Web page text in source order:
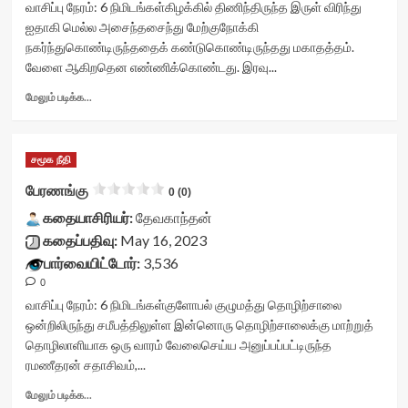
postid='35381'
data-
rater-
readonly='true'
readonly-
class='yasr-
title-
average'>0
(0)
stars-
title
yasr-
rater-
stars'
data-
rating='0'
data-
rater-
starsize='16'
rater-
postid='35382'
data-
rater-
readonly='true'
readonly-
வாசிப்பு நேரம்: 6 நிமிடங்கள்கிழக்கில் திணிந்திருந்த இருள் விரிந்து
ஐதாகி மெல்ல அசைந்தசைந்து மேற்குநோக்கி
நகர்ந்துகொண்டிருந்ததைக் கண்டுகொண்டிருந்தது மகாதத்தம்.
வேளை ஆகிறதென எண்ணிக்கொண்டது. இரவு...
மேலும் படிக்க...
vv-
stars-
title-
container">
<div
class='yasr-
title
yasr-
rater-
stars'
id='yasr-
சமூக நீதி
பேரணங்கு 0 (0)
கதையாசிரியர்:தேவகாந்தன்
கதைப்பதிவு:May 16, 2023
பார்வையிட்டோர்:3,536
0
வாசிப்பு நேரம்: 6 நிமிடங்கள்குளோபல் குழுமத்து தொழிற்சாலை
ஒன்றிலிருந்து சமீபத்திலுள்ள இன்னொரு தொழிற்சாலைக்கு மாற்றுத்
தொழிலாளியாக ஒரு வாரம் வேலைசெய்ய அனுப்பப்பட்டிருந்த
ரமணீதரன் சதாசிவம்,...
மேலும் படிக்க...